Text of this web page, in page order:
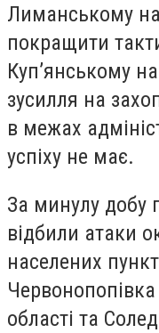
Лиманському
покращити
Куп’янському
зусилля на
в межах
успіху не має.
За минулу добу
відбили атаки
населених
області та